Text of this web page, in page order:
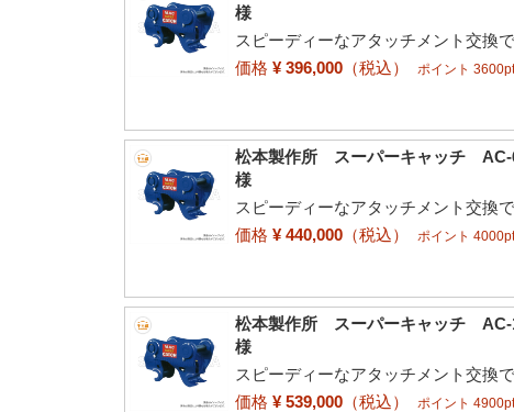
様
スピーディーなアタッチメント交換
価格 ¥ 396,000 （税込） ポイント
松本製作所 スーパーキャッチ
様
スピーディーなアタッチメント交換
価格 ¥ 440,000 （税込） ポイント
松本製作所 スーパーキャッチ
様
スピーディーなアタッチメント交換
価格 ¥ 539,000 （税込） ポイント